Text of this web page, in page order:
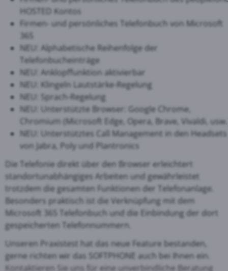
HOSTED Kontos
Firmen- und persönliches Telefonbuch von Microsoft
365
NEU: Alphabetische Reihenfolge der
Telefonbucheinträge
NEU: Anklopffunktion aktivierbar
NEU: Klingeln Lautstärke-Regelung
NEU: Sprach-Regelung
NEU: Unterstützte Browser: Google Chrome,
Chromium (Microsoft Edge, Opera, Brave, Vivaldi,
NEU: Unterstütztes Call Management in den Headsets
von Jabra, Poly und Plantronics
Die Telefonie direkt über den Browser erleichtert
standortunabhängiges Arbeiten und gewährleistet
trotzdem die gesamten Funktionen der Telefonanlage.
Besonders praktisch ist die Verknüpfung mit dem
Microsoft 365 Telefonbuch und die Einbindung der dort
gespeicherten Telefonnummern.
Unseren Praxistest hat das neue Feature bestanden,
gerne richten wir das SOFTPHONE auch bei Ihnen ein.
Kontaktieren Sie uns für eine unverbindliche Beratung